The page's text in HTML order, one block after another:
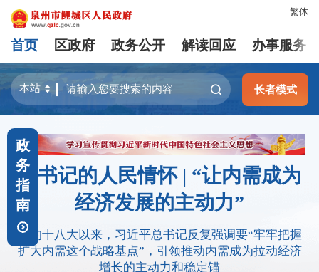
繁体
首页 区政府 政务公开 解读回应 办事服务
长者模式
政
务
指
南
总书记的人民情怀 | “让内需成为
经济发展的主动力”
党的十八大以来，习近平总书记反复强调要“牢牢把握
扩大内需这个战略基点”，引领推动内需成为拉动经济
增长的主动力和稳定锚